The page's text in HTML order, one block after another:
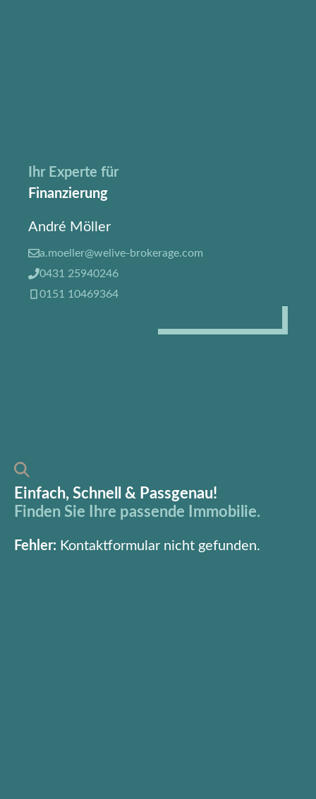
Ihr Experte für
Finanzierung
André Möller
a.moeller@welive-brokerage.com
0431 25940246
0151 10469364
Einfach, Schnell & Passgenau!
Finden Sie Ihre passende Immobilie.
Fehler: Kontaktformular nicht gefunden.